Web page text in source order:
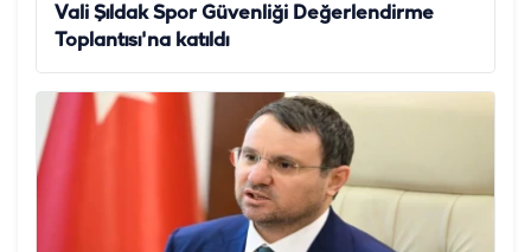
Vali Şıldak Spor Güvenliği Değerlendirme
Toplantısı'na katıldı